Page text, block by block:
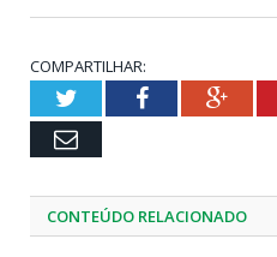
COMPARTILHAR:
TwitterFacebook
Email
CONTEÚDO RELACIONADO